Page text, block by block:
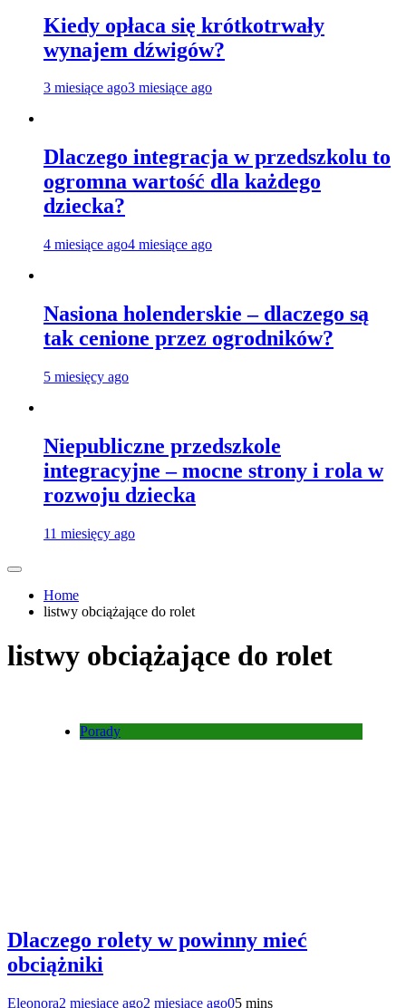
Kiedy opłaca się krótkotrwały
wynajem dźwigów?
3 miesiące ago3 miesiące ago
Dlaczego integracja w przedszkolu to
ogromna wartość dla każdego
dziecka?
4 miesiące ago4 miesiące ago
Nasiona holenderskie – dlaczego są
tak cenione przez ogrodników?
5 miesięcy ago
Niepubliczne przedszkole
integracyjne – mocne strony i rola w
rozwoju dziecka
11 miesięcy ago
Home
listwy obciążające do rolet
listwy obciążające do rolet
Porady
Dlaczego rolety w powinny mieć
obciążniki
Eleonora2 miesiące ago2 miesiące ago05 mins